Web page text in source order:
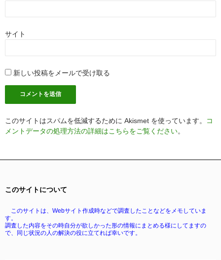
サイト
新しい投稿をメールで受け取る
このサイトはスパムを低減するために Akismet を使っています。
コ
メントデータの処理方法の詳細はこちらをご覧ください。
このサイトについて
このサイトは、Webサイト作成時などで調査したことなどをメモしていま
す。
調査した内容をその時自分が欲しかった形の情報にまとめる様にしてますの
で、同じ状況の人の解決の役に立てれば幸いです。